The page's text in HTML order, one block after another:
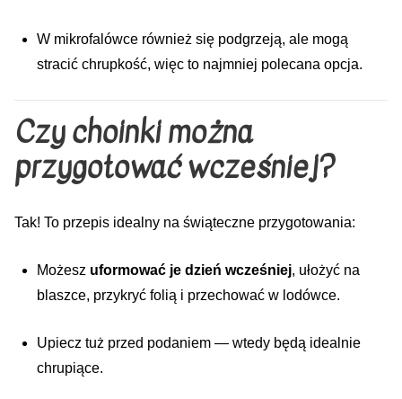
W mikrofalówce również się podgrzeją, ale mogą
stracić chrupkość, więc to najmniej polecana opcja.
Czy choinki można
przygotować wcześniej?
Tak! To przepis idealny na świąteczne przygotowania:
Możesz uformować je dzień wcześniej, ułożyć na
blaszce, przykryć folią i przechować w lodówce.
Upiecz tuż przed podaniem — wtedy będą idealnie
chrupiące.